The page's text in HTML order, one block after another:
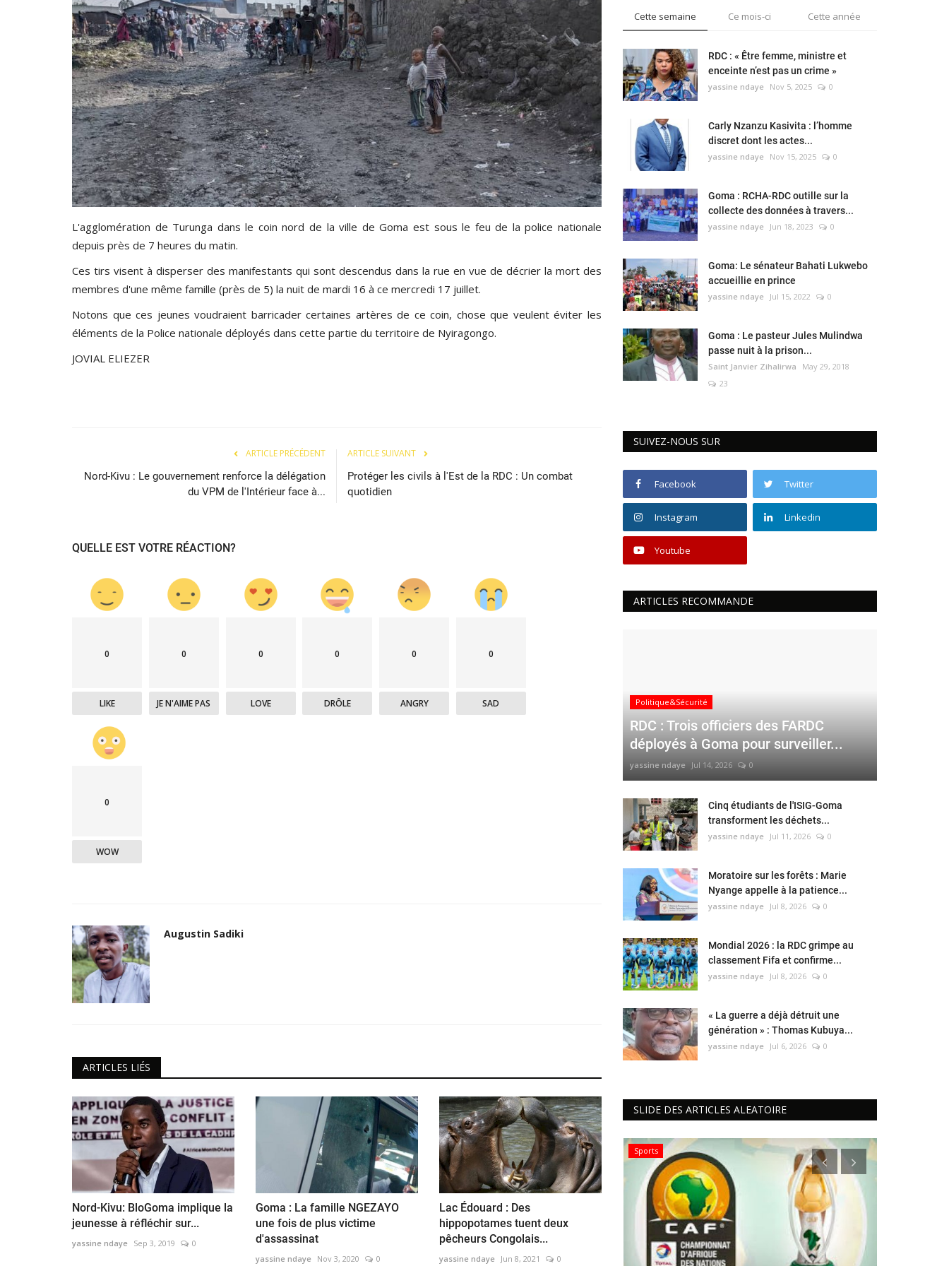
L'agglomération de Turunga dans le coin nord de la ville de Goma est sous le feu de la police nationale
depuis près de 7 heures du matin.
Ces tirs visent à disperser des manifestants qui sont descendus dans la rue en vue de décrier la mort des
membres d'une même famille (près de 5) la nuit de mardi 16 à ce mercredi 17 juillet.
Notons que ces jeunes voudraient barricader certaines artères de ce coin, chose que veulent éviter les
éléments de la Police nationale déployés dans cette partie du territoire de Nyiragongo.
JOVIAL ELIEZER
ARTICLE PRÉCÉDENT
Nord-Kivu : Le gouvernement renforce la délégation
du VPM de l'Intérieur face à...
ARTICLE SUIVANT
Protéger les civils à l'Est de la RDC : Un combat
quotidien
QUELLE EST VOTRE RÉACTION?
0
LIKE
0
JE N'AIME PAS
0
LOVE
0
DRÔLE
0
ANGRY
0
SAD
0
WOW
Augustin Sadiki
ARTICLES LIÉS
Nord-Kivu: BloGoma implique la
jeunesse à réfléchir sur...
yassine ndaye Sep 3, 2019 0
Goma : La famille NGEZAYO
une fois de plus victime
d'assassinat
yassine ndaye Nov 3, 2020 0
Lac Édouard : Des
hippopotames tuent deux
pêcheurs Congolais...
yassine ndaye Jun 8, 2021 0
Cette semaine Ce mois-ci Cette année
RDC : « Être femme, ministre et
enceinte n’est pas un crime »
yassine ndaye Nov 5, 2025 0
Carly Nzanzu Kasivita : l’homme
discret dont les actes...
yassine ndaye Nov 15, 2025 0
Goma : RCHA-RDC outille sur la
collecte des données à travers...
yassine ndaye Jun 18, 2023 0
Goma: Le sénateur Bahati Lukwebo
accueillie en prince
yassine ndaye Jul 15, 2022 0
Goma : Le pasteur Jules Mulindwa
passe nuit à la prison...
Saint Janvier Zihalirwa
May 29, 2018
23
SUIVEZ-NOUS SUR
Facebook Twitter
Instagram Linkedin
Youtube
ARTICLES RECOMMANDE
Politique&Sécurité
RDC : Trois officiers des FARDC
déployés à Goma pour surveiller...
yassine ndaye Jul 14, 2026 0
Cinq étudiants de l'ISIG-Goma
transforment les déchets...
yassine ndaye Jul 11, 2026 0
Moratoire sur les forêts : Marie
Nyange appelle à la patience...
yassine ndaye Jul 8, 2026 0
Mondial 2026 : la RDC grimpe au
classement Fifa et confirme...
yassine ndaye Jul 8, 2026 0
« La guerre a déjà détruit une
génération » : Thomas Kubuya...
yassine ndaye Jul 6, 2026 0
SLIDE DES ARTICLES ALEATOIRE
Politique&Sécurité Interview Sports